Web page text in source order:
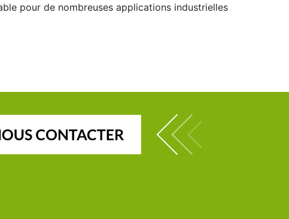
pour de nombreuses applications industrielles